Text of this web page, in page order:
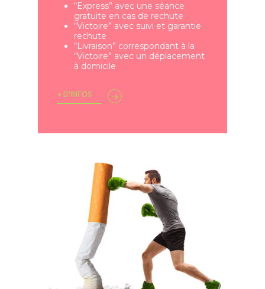
“Express” avec une séance
gratuite en cas de rechute
“Victoire” avec suivi et garantie
rechute
“Livraison” correspondant à la
“Victoire” avec un déplacement
à domicile
+ D'INFOS